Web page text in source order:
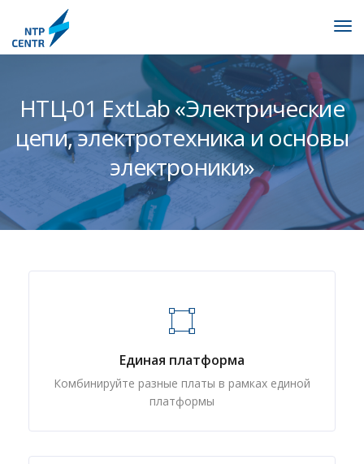
НТЦ-01 ExtLab «Электрические
цепи, электротехника и основы
электроники»
Единая платформа
Комбинируйте разные платы в рамках единой
платформы